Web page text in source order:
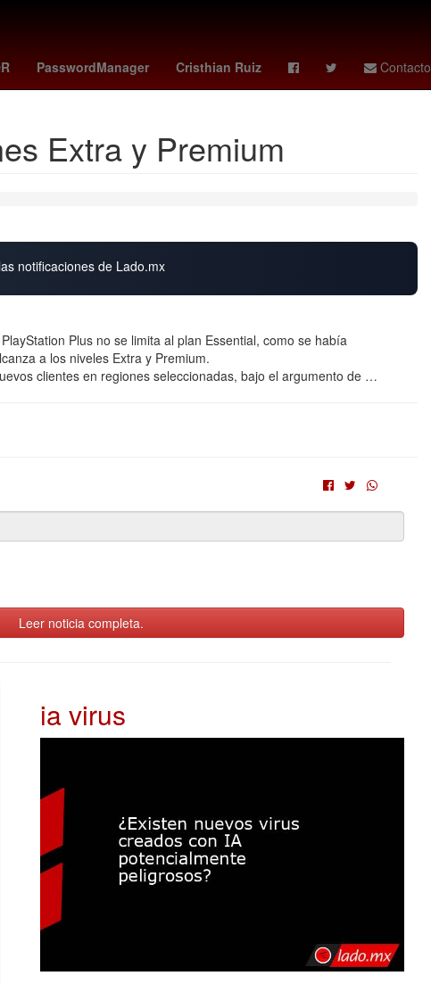
PasswordManager Cristhian Ruiz Contacto
2024 Cashless Usumacinta
Extra y Premium
notificaciones de Lado.mx
Plus no se limita al plan Essential, como se había
a los niveles Extra y Premium.
clientes en regiones seleccionadas, bajo el argumento de …
Leer noticia completa.
ia virus